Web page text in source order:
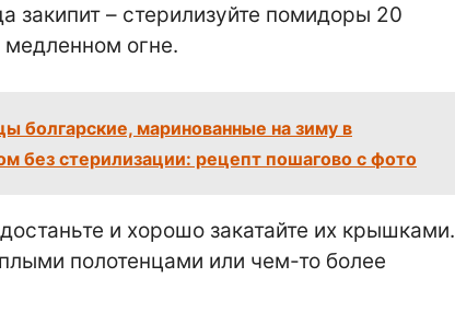
закипит – стерилизуйте помидоры 20
медленном огне.
болгарские, маринованные на зиму в
без стерилизации: рецепт пошагово с фото
и хорошо закатайте их крышками.
полотенцами или чем-то более